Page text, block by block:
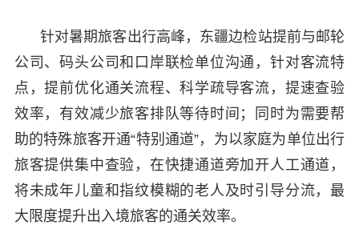
针对暑期旅客出行高峰，东疆边检站提前与邮轮
公司、码头公司和口岸联检单位沟通，针对客流特
点，提前优化通关流程、科学疏导客流，提速查验
效率，有效减少旅客排队等待时间；同时为需要帮
助的特殊旅客开通“特别通道”，为以家庭为单位出行
旅客提供集中查验，在快捷通道旁加开人工通道，
将未成年儿童和指纹模糊的老人及时引导分流，最
大限度提升出入境旅客的通关效率。